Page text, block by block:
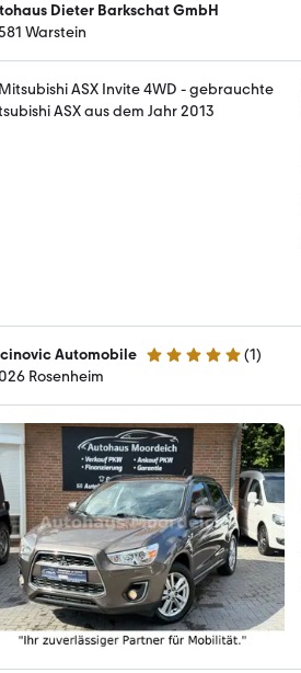
Dieter Barkschat GmbH
Warstein
Automobile 5 Sterne (1)
Rosenheim